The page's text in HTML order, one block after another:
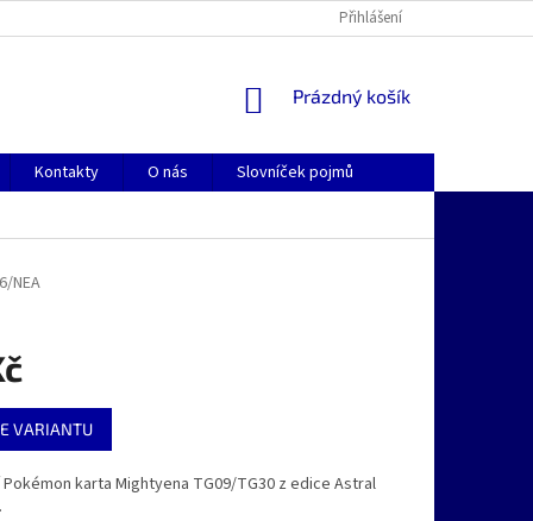
Přihlášení
NÁKUPNÍ
Prázdný košík
Kontakty O nás Slovníček pojmů
NEA
VARIANTU
karta Mightyena TG09/TG30 z edice Astral